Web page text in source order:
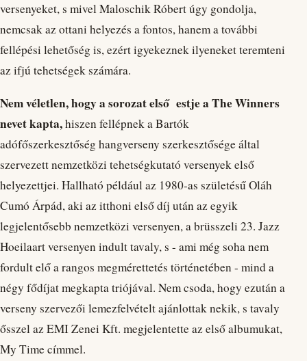
versenyeket, s mivel Maloschik Róbert úgy gondolja,
nemcsak az ottani helyezés a fontos, hanem a további
fellépési lehetőség is, ezért igyekeznek ilyeneket teremteni
az ifjú tehetségek számára.
Nem véletlen, hogy a sorozat első estje a The Winners
nevet kapta,hiszen fellépnek a Bartók
adófőszerkesztőség hangverseny szerkesztősége által
szervezett nemzetközi tehetségkutató versenyek első
helyezettjei. Hallható például az 1980-as születésű Oláh
Cumó Árpád, aki az itthoni első díj után az egyik
legjelentősebb nemzetközi versenyen, a brüsszeli 23. Jazz
Hoeilaart versenyen indult tavaly, s - ami még soha nem
fordult elő a rangos megmérettetés történetében - mind a
négy fődíjat megkapta triójával. Nem csoda, hogy ezután a
verseny szervezői lemezfelvételt ajánlottak nekik, s tavaly
ősszel az EMI Zenei Kft. megjelentette az első albumukat,
My Time címmel.